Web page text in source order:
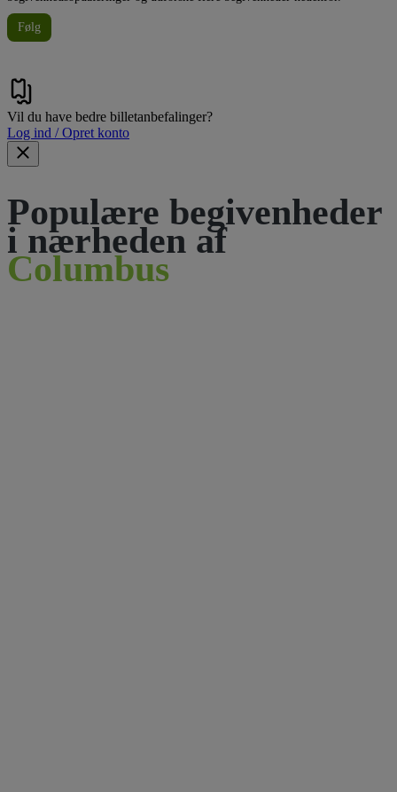
Følg
Vil du have bedre billetanbefalinger?
Log ind / Opret konto
Populære begivenheder
i nærheden af
Columbus